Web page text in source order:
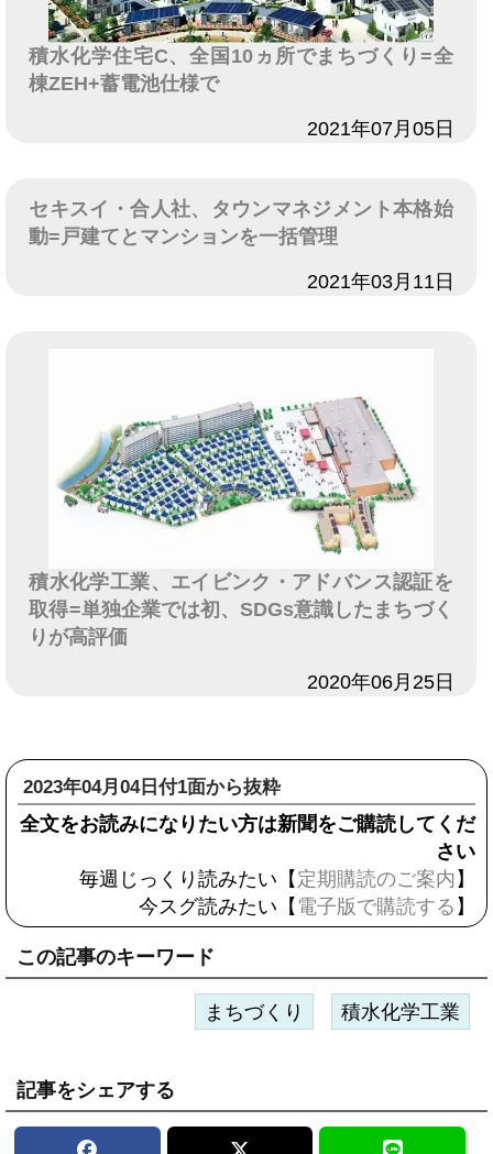
積水化学住宅C、全国10ヵ所でまちづくり=全
棟ZEH+蓄電池仕様で
2021年07月05日
セキスイ・合人社、タウンマネジメント本格始
動=戸建てとマンションを一括管理
2021年03月11日
積水化学工業、エイビンク・アドバンス認証を
取得=単独企業では初、SDGs意識したまちづく
りが高評価
2020年06月25日
2023年04月04日付1面から抜粋
全文をお読みになりたい方は新聞をご購読してくだ
さい
毎週じっくり読みたい【 定期購読のご案内 】
今スグ読みたい【 電子版で購読する 】
この記事のキーワード
まちづくり 積水化学工業
記事をシェアする